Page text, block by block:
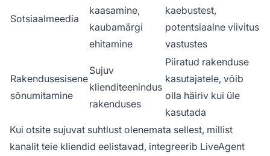
Sotsiaalmeedia
kaasamine,
kaubamärgi
ehitamine
kaebustest,
potentsiaalne viivitus
vastustes
Rakendusesisene
sõnumitamine
Sujuv
klienditeenindus
rakenduses
Piiratud rakenduse
kasutajatele, võib
olla häiriv kui üle
kasutada
Kui otsite sujuvat suhtlust olenemata sellest, millist
kanalit teie kliendid eelistavad, integreerib LiveAgent